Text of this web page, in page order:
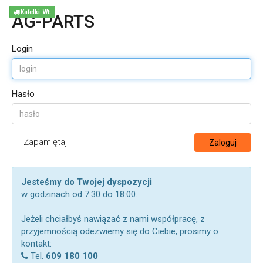
AG-PARTS
Login
Hasło
Zapamiętaj Zaloguj
Jesteśmy do Twojej dyspozycji
w godzinach od 7:30 do 18:00.
Jeżeli chciałbyś nawiązać z nami współpracę, z
przyjemnością odezwiemy się do Ciebie, prosimy o
kontakt:
Tel. 609 180 100
Kafelki: WŁ